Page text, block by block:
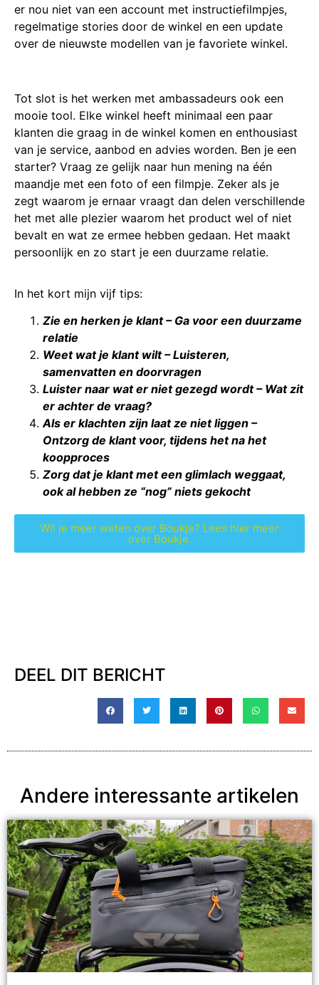
er nou niet van een account met instructiefilmpjes,
regelmatige stories door de winkel en een update
over de nieuwste modellen van je favoriete winkel.
Tot slot is het werken met ambassadeurs ook een
mooie tool. Elke winkel heeft minimaal een paar
klanten die graag in de winkel komen en enthousiast
van je service, aanbod en advies worden. Ben je een
starter? Vraag ze gelijk naar hun mening na één
maandje met een foto of een filmpje. Zeker als je
zegt waarom je ernaar vraagt dan delen verschillende
het met alle plezier waarom het product wel of niet
bevalt en wat ze ermee hebben gedaan. Het maakt
persoonlijk en zo start je een duurzame relatie.
In het kort mijn vijf tips:
Zie en herken je klant – Ga voor een duurzame
relatie
Weet wat je klant wilt – Luisteren,
samenvatten en doorvragen
Luister naar wat er niet gezegd wordt – Wat zit
er achter de vraag?
Als er klachten zijn laat ze niet liggen –
Ontzorg de klant voor, tijdens het na het
koopproces
Zorg dat je klant met een glimlach weggaat,
ook al hebben ze “nog” niets gekocht
Wil je meer weten over Boukje? Lees hier meer
over Boukje.
DEEL DIT BERICHT
Andere interessante artikelen